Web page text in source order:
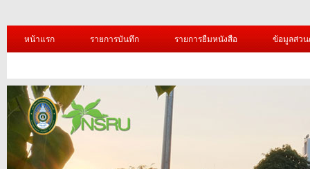
หน้าแรก รายการบันทึก รายการยืมหนังสือ ข้อมูลส่ว